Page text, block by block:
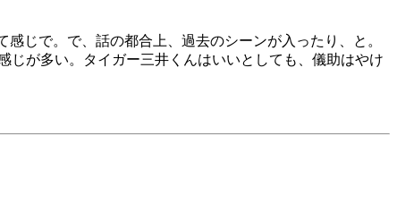
じで。で、話の都合上、過去のシーンが入ったり、と。
が多い。タイガー三井くんはいいとしても、儀助はやけ